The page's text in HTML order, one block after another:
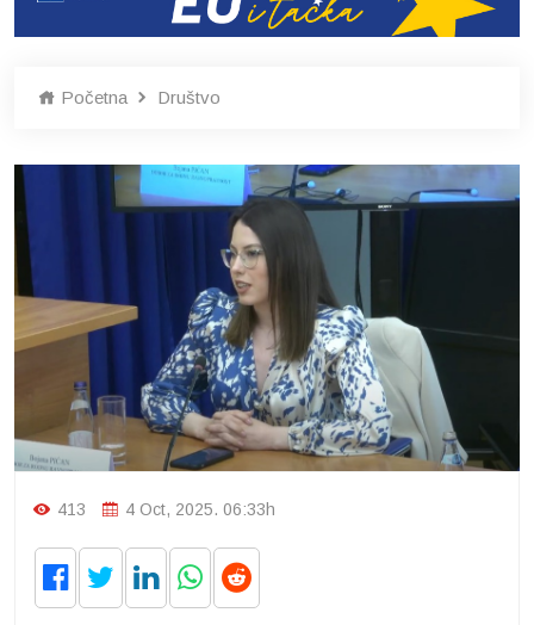
Početna Društvo
413 4 Oct, 2025. 06:33h